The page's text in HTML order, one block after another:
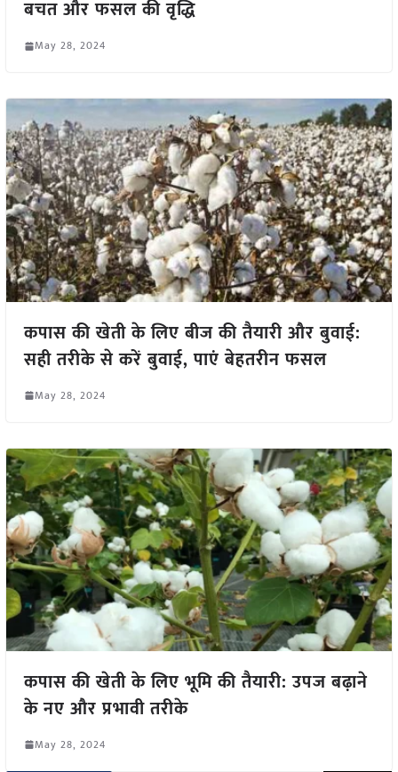
बचत और फसल की वृद्धि
May 28, 2024
कपास की खेती के लिए बीज की तैयारी और बुवाई:
सही तरीके से करें बुवाई, पाएं बेहतरीन फसल
May 28, 2024
कपास की खेती के लिए भूमि की तैयारी: उपज बढ़ाने
के नए और प्रभावी तरीके
May 28, 2024